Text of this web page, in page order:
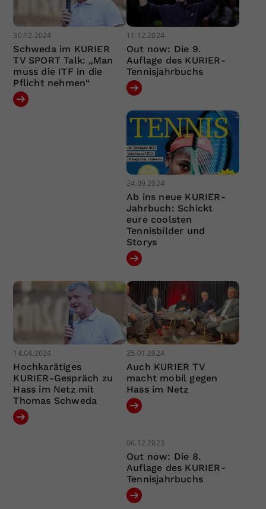
30.12.2024
Schweda im KURIER
TV SPORT Talk: „Man
muss die ITF in die
Pflicht nehmen“
11.12.2024
Out now: Die 9.
Auflage des KURIER-
Tennisjahrbuchs
24.09.2024
Ab ins neue KURIER-
Jahrbuch: Schickt
eure coolsten
Tennisbilder und
Storys
14.04.2024
Hochkarätiges
KURIER-Gespräch zu
Hass im Netz mit
Thomas Schweda
25.01.2024
Auch KURIER TV
macht mobil gegen
Hass im Netz
06.12.2023
Out now: Die 8.
Auflage des KURIER-
Tennisjahrbuchs